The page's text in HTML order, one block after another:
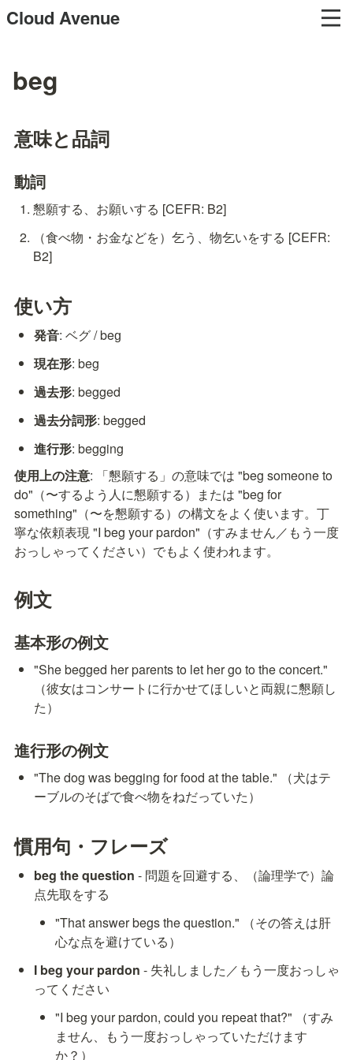
Cloud Avenue
beg
意味と品詞
動詞
懇願する、お願いする [CEFR: B2]
（食べ物・お金などを）乞う、物乞いをする [CEFR:
B2]
使い方
発音: ベグ / beɡ
現在形: beg
過去形: begged
過去分詞形: begged
進行形: begging
使用上の注意: 「懇願する」の意味では "beg someone to
do"（〜するよう人に懇願する）または "beg for
something"（〜を懇願する）の構文をよく使います。丁
寧な依頼表現 "I beg your pardon"（すみません／もう一度
おっしゃってください）でもよく使われます。
例文
基本形の例文
"She begged her parents to let her go to the concert."
（彼女はコンサートに行かせてほしいと両親に懇願し
た）
進行形の例文
"The dog was begging for food at the table." （犬はテ
ーブルのそばで食べ物をねだっていた）
慣用句・フレーズ
beg the question - 問題を回避する、（論理学で）論
点先取をする
"That answer begs the question." （その答えは肝
心な点を避けている）
I beg your pardon - 失礼しました／もう一度おっしゃ
ってください
"I beg your pardon, could you repeat that?" （すみ
ません、もう一度おっしゃっていただけます
か？）